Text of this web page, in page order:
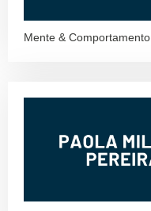
Mente & Comportamento